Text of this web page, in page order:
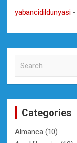
yabancidildunyasi -
c
Categories
Almanca (10)